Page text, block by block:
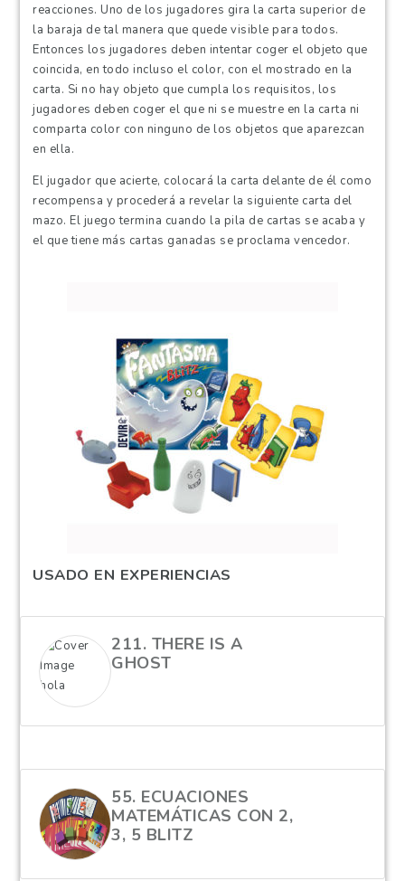
reacciones. Uno de los jugadores gira la carta superior de
la baraja de tal manera que quede visible para todos.
Entonces los jugadores deben intentar coger el objeto que
coincida, en todo incluso el color, con el mostrado en la
carta. Si no hay objeto que cumpla los requisitos, los
jugadores deben coger el que ni se muestre en la carta ni
comparta color con ninguno de los objetos que aparezcan
en ella.
El jugador que acierte, colocará la carta delante de él como
recompensa y procederá a revelar la siguiente carta del
mazo. El juego termina cuando la pila de cartas se acaba y
el que tiene más cartas ganadas se proclama vencedor.
USADO EN EXPERIENCIAS
hola
211. THERE IS A
GHOST
55. ECUACIONES
MATEMÁTICAS CON 2,
3, 5 BLITZ